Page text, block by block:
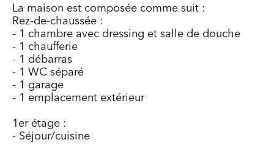
La maison est composée comme suit :
Rez-de-chaussée :
- 1 chambre avec dressing et salle de douche
- 1 chaufferie
- 1 débarras
- 1 WC séparé
- 1 garage
- 1 emplacement extérieur
1er étage :
- Séjour/cuisine